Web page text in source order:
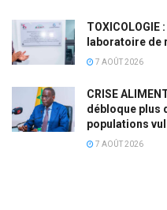
TOXICOLOGIE
laboratoire de
7 AOÛT 2026
CRISE
débloque plus
populations
7 AOÛT 2026